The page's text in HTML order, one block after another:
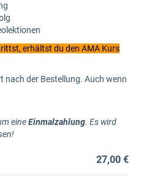
erhältst du den AMA Kurs
nach der Bestellung. Auch wenn
eineEinmalzahlung. Es wird
27,00 €